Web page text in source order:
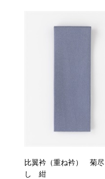
比翼衿（重ね衿） 菊尽
し 紺